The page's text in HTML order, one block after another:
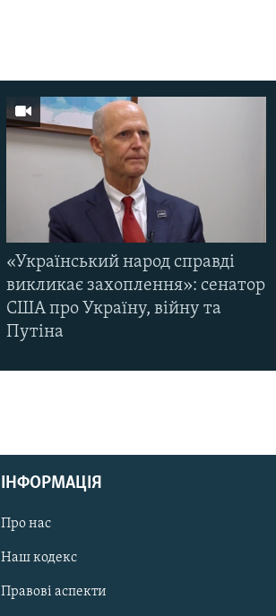
«Український народ справді
викликає захоплення»: сенатор
США про Україну, війну та
Путіна
ІНФОРМАЦІЯ
Про нас
Наш кодекс
Правові аспекти